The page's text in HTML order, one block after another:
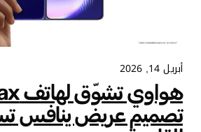
أبريل 14, 2026
تصميم عريض ينافس